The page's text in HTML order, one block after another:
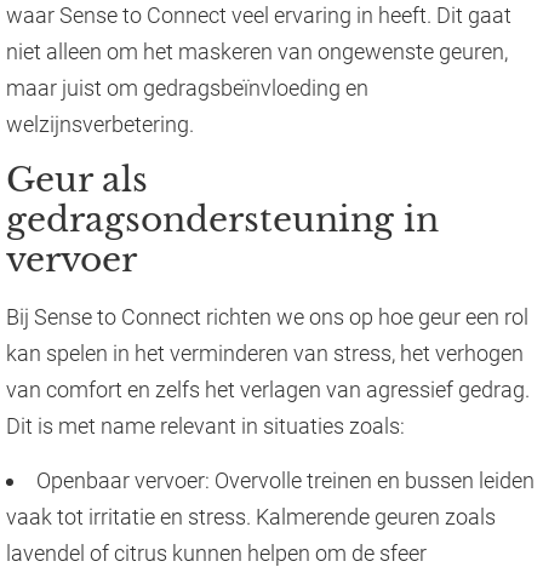
waar Sense to Connect veel ervaring in heeft. Dit gaat
niet alleen om het maskeren van ongewenste geuren,
maar juist om gedragsbeïnvloeding en
welzijnsverbetering.
Geur als
gedragsondersteuning in
vervoer
Bij Sense to Connect richten we ons op hoe geur een rol
kan spelen in het verminderen van stress, het verhogen
van comfort en zelfs het verlagen van agressief gedrag.
Dit is met name relevant in situaties zoals:
Openbaar vervoer: Overvolle treinen en bussen leiden
vaak tot irritatie en stress. Kalmerende geuren zoals
lavendel of citrus kunnen helpen om de sfeer